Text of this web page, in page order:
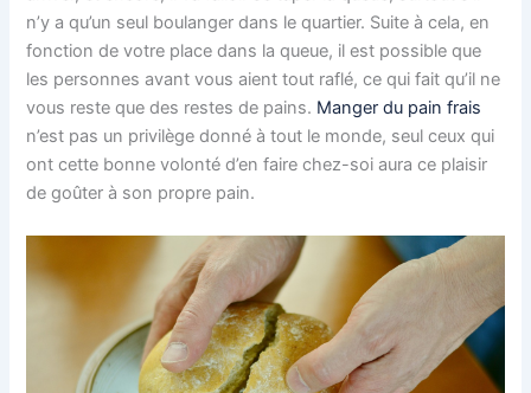
n’y a qu’un seul boulanger dans le quartier. Suite à cela, en
fonction de votre place dans la queue, il est possible que
les personnes avant vous aient tout raflé, ce qui fait qu’il ne
vous reste que des restes de pains. Manger du pain frais
n’est pas un privilège donné à tout le monde, seul ceux qui
ont cette bonne volonté d’en faire chez-soi aura ce plaisir
de goûter à son propre pain.